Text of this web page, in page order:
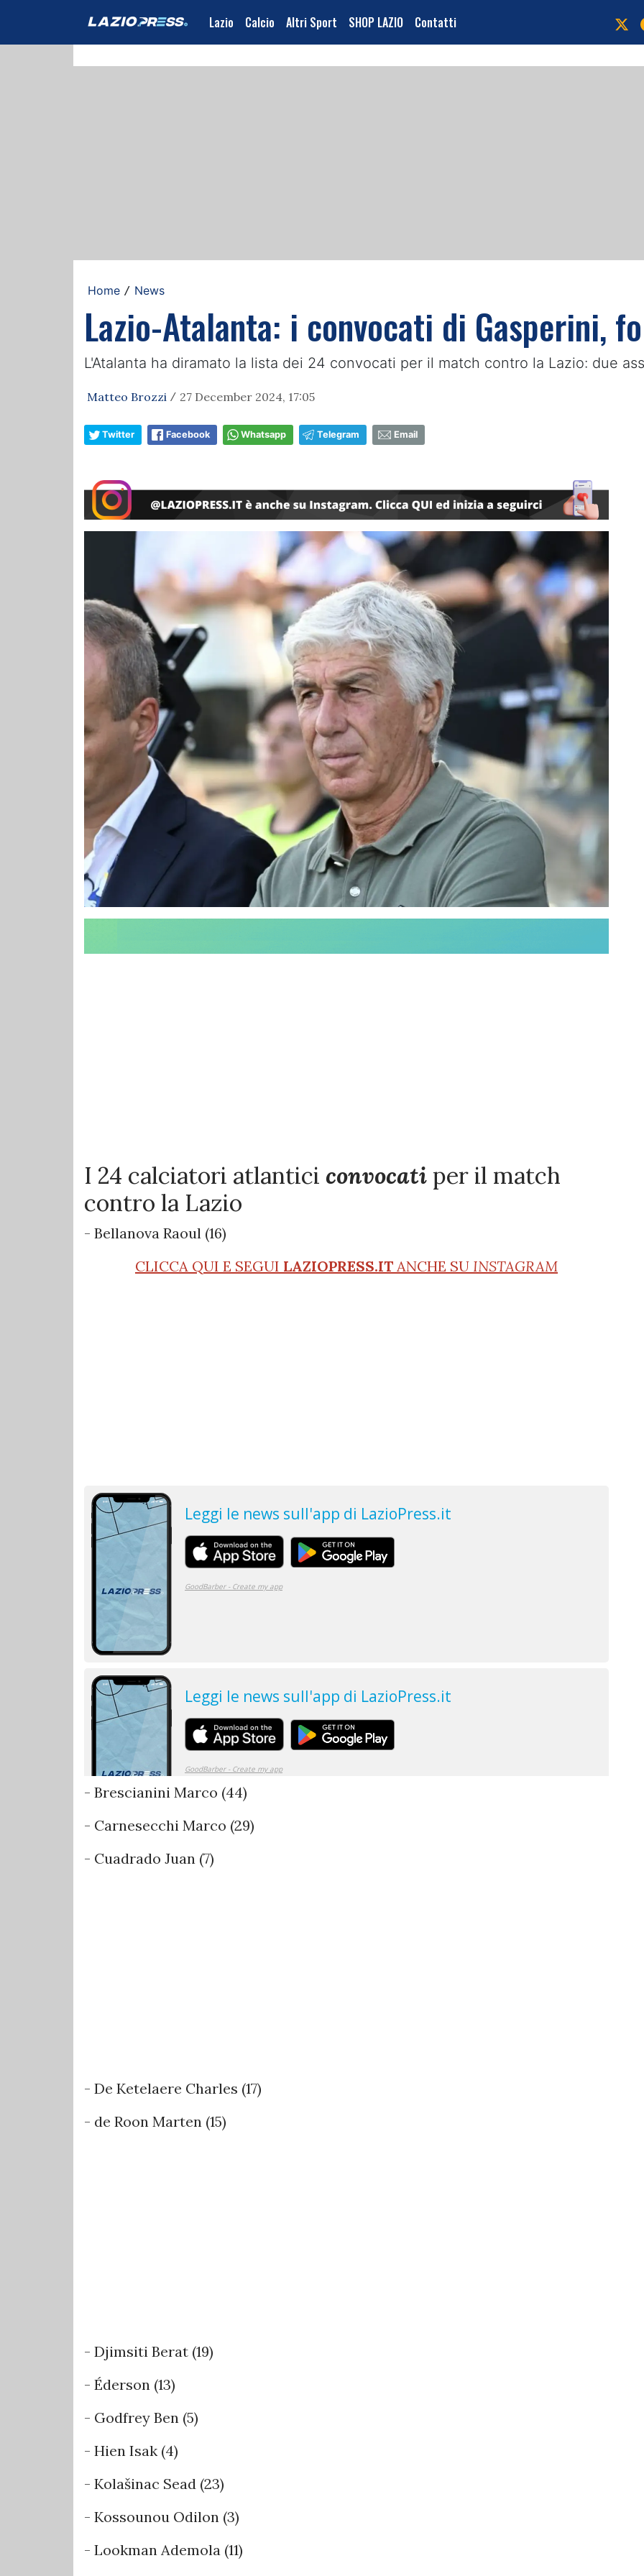
Lazio Calcio Altri Sport SHOP LAZIO Contatti
Home / News
Lazio-Atalanta: i convocati di Gasperini,
L'Atalanta ha diramato la lista dei 24 convocati per il match contro la Lazio: due
Matteo Brozzi / 27 December 2024, 17:05
Twitter Facebook Whatsapp Telegram Email
I 24 calciatori atlantici convocati per il match
contro la Lazio
- Bellanova Raoul (16)
CLICCA QUI E SEGUI LAZIOPRESS.IT ANCHE SU INSTAGRAM
- Brescianini Marco (44)
- Carnesecchi Marco (29)
- Cuadrado Juan (7)
- De Ketelaere Charles (17)
- de Roon Marten (15)
- Djimsiti Berat (19)
- Éderson (13)
- Godfrey Ben (5)
- Hien Isak (4)
- Kolašinac Sead (23)
- Kossounou Odilon (3)
- Lookman Ademola (11)